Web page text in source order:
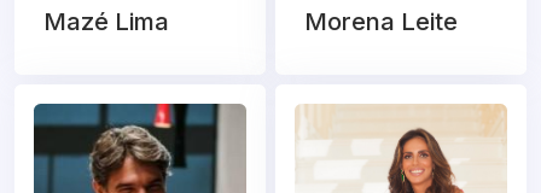
Mazé Lima Morena Leite